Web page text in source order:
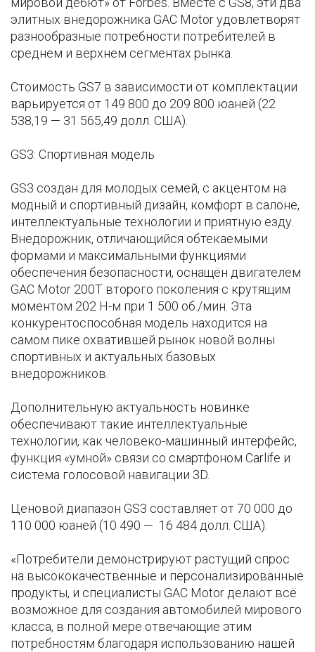
элитных внедорожника GAC Motor удовлетворят
разнообразные потребности потребителей в
среднем и верхнем сегментах рынка.
Стоимость GS7 в зависимости от комплектации
варьируется от 149 800 до 209 800 юаней (22
538,19 — 31 565,49 долл. США).
GS3: Спортивная модель
GS3 создан для молодых семей, с акцентом на
модный и спортивный дизайн, комфорт в салоне,
интеллектуальные технологии и приятную езду.
Внедорожник, отличающийся обтекаемыми
формами и максимальными функциями
обеспечения безопасности, оснащён двигателем
GAC Motor 200T второго поколения с крутящим
моментом 202 Н-м при 1 500 об./мин. Эта
конкурентоспособная модель находится на
самом пике охватившей рынок новой волны
спортивных и актуальных базовых
внедорожников.
Дополнительную актуальность новинке
обеспечивают такие интеллектуальные
технологии, как человеко-машинный интерфейс,
функция «умной» связи со смартфоном Carlife и
система голосовой навигации 3D.
Ценовой диапазон GS3 составляет от 70 000 до
110 000 юаней (10 490 — 16 484 долл. США).
«Потребители демонстрируют растущий спрос
на высококачественные и персонализированные
продукты, и специалисты GAC Motor делают всё
возможное для создания автомобилей мирового
класса, в полной мере отвечающие этим
потребностям благодаря использованию нашей